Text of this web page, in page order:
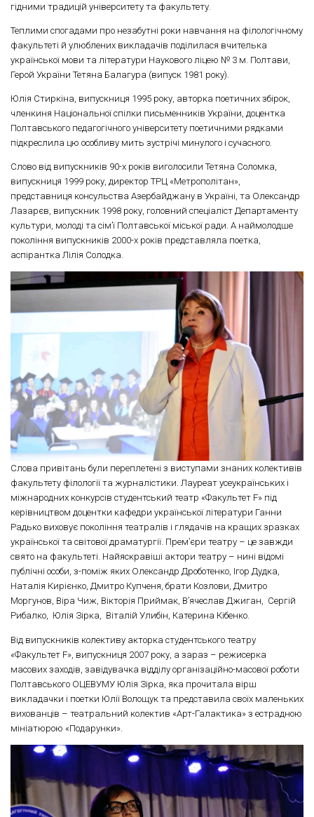
гідними традицій університету та факультету.
Теплими спогадами про незабутні роки навчання на філологічному
факультеті й улюблених викладачів поділилася вчителька
української мови та літератури Наукового ліцею № 3 м. Полтави,
Герой України Тетяна Балагура (випуск 1981 року).
Юлія Стиркіна, випускниця 1995 року, авторка поетичних збірок,
членкиня Національної спілки письменників України, доцентка
Полтавського педагогічного університету поетичними рядками
підкреслила цю особливу мить зустрічі минулого і сучасного.
Слово від випускників 90-х років виголосили Тетяна Соломка,
випускниця 1999 року, директор ТРЦ «Метрополітан»,
представниця консульства Азербайджану в Україні, та Олександр
Лазарєв, випускник 1998 року, головний спеціаліст Департаменту
культури, молоді та сім’ї Полтавської міської ради. А наймолодше
покоління випускників 2000-х років представляла поетка,
аспірантка Лілія Солодка.
Слова привітань були переплетені з виступами знаних колективів
факультету філології та журналістики. Лауреат усеукраїнських і
міжнародних конкурсів студентський театр «Факультет F» під
керівництвом доцентки кафедри української літератури Ганни
Радько виховує покоління театралів і глядачів на кращих зразках
української та світової драматургії. Прем’єри театру – це завжди
свято на факультеті. Найяскравіші актори театру – нині відомі
публічні особи, з-поміж яких Олександр Дроботенко, Ігор Дудка,
Наталія Кирієнко, Дмитро Купченя, брати Козлови, Дмитро
Моргунов, Віра Чиж, Вікторія Приймак, В’ячеслав Джиган, Сергій
Рибалко, Юлія Зірка, Віталій Улибін, Катерина Кібенко.
Від випускників колективу акторка студентського театру
«Факультет F», випускниця 2007 року, а зараз – режисерка
масових заходів, завідувачка відділу організаційно-масової роботи
Полтавського ОЦЕВУМУ Юлія Зірка, яка прочитала вірш
викладачки і поетки Юлії Волощук та представила своїх маленьких
вихованців – театральний колектив «Арт-Галактика» з естрадною
мініатюрою «Подарунки».